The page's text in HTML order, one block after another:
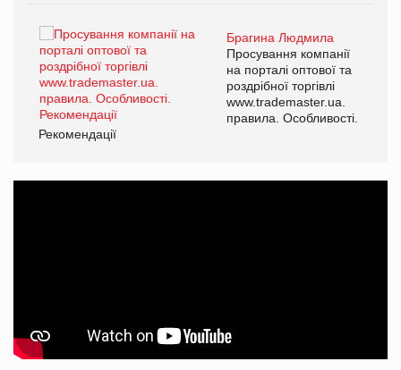
Брагина Людмила
Просування компанії
на порталі оптової та
роздрібної торгівлі
www.trademaster.ua.
правила. Особливості.
Рекомендації